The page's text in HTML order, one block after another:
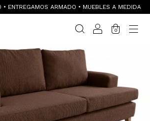
• ENTREGAMOS ARMADO • MUEBLES A MEDIDA
0